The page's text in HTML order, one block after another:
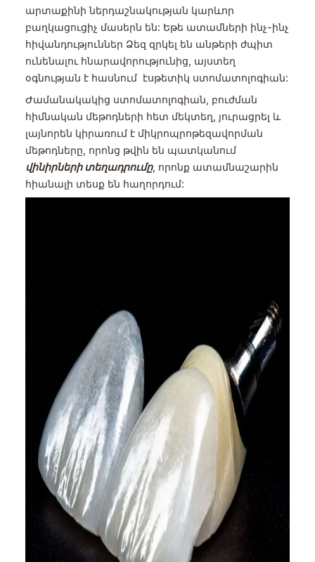
արտաքինի ներդաշնակության կարևոր
բաղկացուցիչ մասերն են: Եթե ատամների ինչ-ինչ
հիվանդություններ Ձեզ զրկել են անթերի ժպիտ
ունենալու հնարավորությունից, այստեղ
օգնության է հասնում էսթետիկ ստոմատոլոգիան:
Ժամանակակից ստոմատոլոգիան, բուժման
հիմնական մեթոդների հետ մեկտեղ, յուրացրել և
լայնորեն կիրառում է միկրոպրոթեզավորման
մեթոդները, որոնց թվին են պատկանում
վինիրների տեղադրումը, որոնք ատամնաշարին
հիանալի տեսք են հաղորդում: